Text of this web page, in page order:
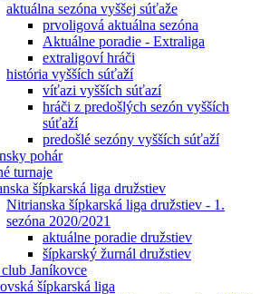
aktuálna sezóna vyššej súťaže
prvoligová aktuálna sezóna
Aktuálne poradie - Extraliga
extraligoví hráči
história vyšších súťaží
víťazi vyšších súťazí
hráči z predošlých sezón vyšších
súťaží
predošlé sezóny vyšších súťaží
pohár
turnaje
šípkarská liga družstiev
Nitrianska šípkarská liga družstiev - 1.
sezóna 2020/2021
aktuálne poradie družstiev
šípkarský žurnál družstiev
Janíkovce
šípkarská liga